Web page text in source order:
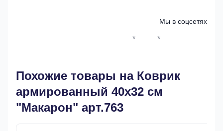
Мы в соцсетях
* *
Похожие товары на Коврик
армированный 40х32 см
"Макарон" арт.763